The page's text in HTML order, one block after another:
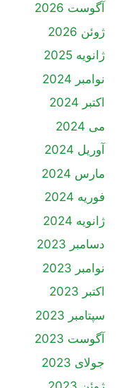
آگوست 2026
ژوئن 2026
ژانویه 2025
نوامبر 2024
اکتبر 2024
می 2024
آوریل 2024
مارس 2024
فوریه 2024
ژانویه 2024
دسامبر 2023
نوامبر 2023
اکتبر 2023
سپتامبر 2023
آگوست 2023
جولای 2023